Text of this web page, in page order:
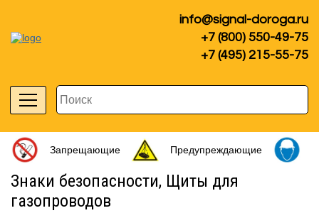
info@signal-doroga.ru
+7 (800) 550-49-75
+7 (495) 215-55-75
Запрещающие Предупреждающие
Знаки безопасности, Щиты для
газопроводов